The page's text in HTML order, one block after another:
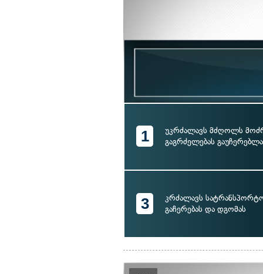
1
უკრძალავს მძღოლს
გაგრძელებას
3
კრძალავს
გაჩერებას და დგომას